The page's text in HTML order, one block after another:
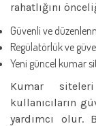
rahatlığını
Güvenli ve
Regülatörlük ve
Yeni güncel kumar
Kumar
kullanıcıların
yardımcı olur.